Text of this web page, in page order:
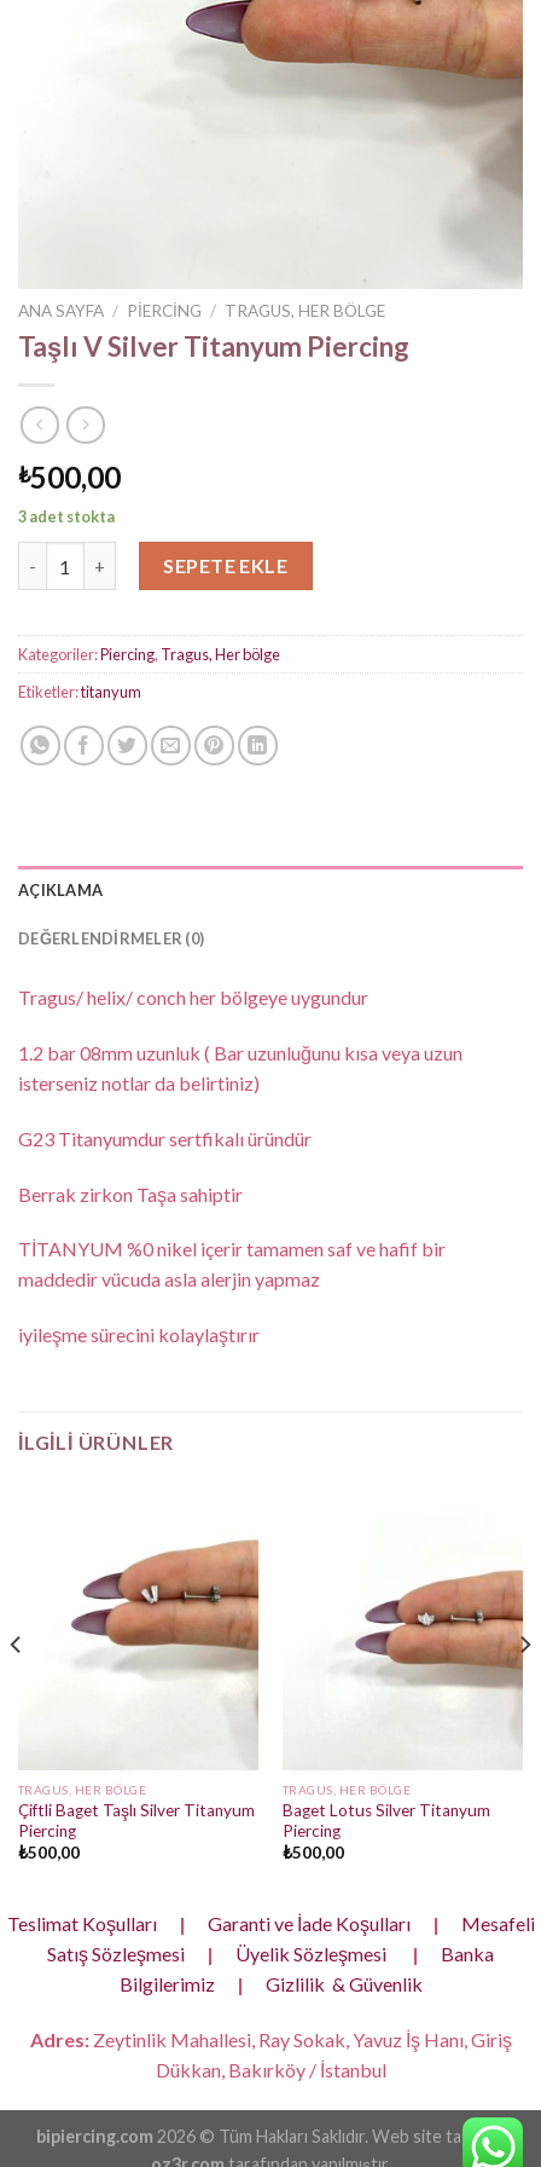
ANA SAYFA / PIERCING / TRAGUS, HER BÖLGE
Taşlı V Silver Titanyum Piercing
₺500,00
3 adet stokta
SEPETE EKLE
Kategoriler:Piercing, Tragus, Her bölge
Etiketler:titanyum
AÇIKLAMA
DEĞERLENDIRMELER (0)
Tragus/ helix/ conch her bölgeye uygundur
1.2 bar 08mm uzunluk ( Bar uzunluğunu kısa veya uzun
isterseniz notlar da belirtiniz)
G23 Titanyumdur sertfikalı üründür
Berrak zirkon Taşa sahiptir
TİTANYUM %0 nikel içerir tamamen saf ve hafif bir
maddedir vücuda asla alerjin yapmaz
iyileşme sürecini kolaylaştırır
İLGILI ÜRÜNLER
TRAGUS, HER BÖLGE
Çiftli Baget Taşlı Silver Titanyum
Piercing
₺500,00
TRAGUS, HER BÖLGE
Baget Lotus Silver Titanyum
Piercing
₺500,00
Teslimat Koşulları | Garanti ve İade Koşulları |
Mesafeli
Satış Sözleşmesi
| Üyelik Sözleşmesi |
Banka
Bilgilerimiz
| Gizlilik & Güvenlik
Adres:Zeytinlik Mahallesi, Ray Sokak, Yavuz İş Hanı, Giriş
Dükkan, Bakırköy / İstanbul
bipiercing.com 2026 © Tüm Hakları Saklıdır. Web site tasarımı